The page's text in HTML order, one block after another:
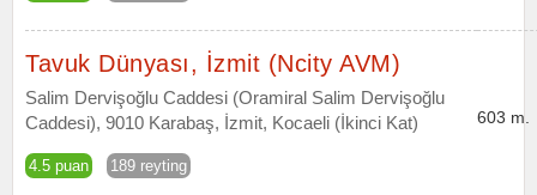
Tavuk Dünyası, İzmit (Ncity AVM)
Salim Dervişoğlu Caddesi (Oramiral Salim Dervişoğlu
Caddesi), 9010 Karabaş, İzmit, Kocaeli (İkinci Kat)
4.5 puan 189 reyting
603 m.